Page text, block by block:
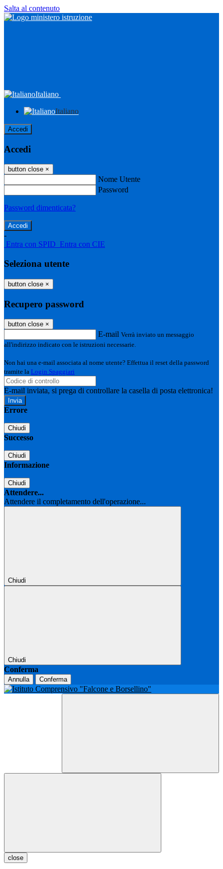
Salta al contenuto
Italiano
Italiano
Accedi
Accedi
button close ×
Nome Utente
Password
Password dimenticata?
-
Entra con SPID Entra con CIE
Seleziona utente
button close ×
Recupero password
button close ×
E-mail Verrà inviato un messaggio
all'indirizzo indicato con le istruzioni necessarie.
Non hai una e-mail associata al nome utente? Effettua il reset della password
tramite la Login Spaggiari
E-mail inviata, si prega di controllare la casella di posta elettronica!
Errore
Chiudi
Successo
Chiudi
Informazione
Chiudi
Attendere...
Attendere il completamento dell'operazione...
Chiudi
Chiudi
Conferma
Annulla Conferma
close